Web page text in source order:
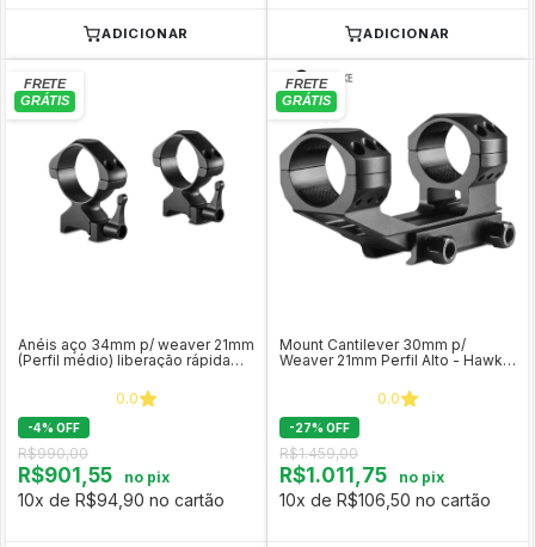
ADICIONAR ADICIONAR
Anéis aço 34mm p/ weaver 21mm
(Perfil médio) liberação rápida
0.0
-4% OFF
R$990,00
R$901,55 no pix
10x de R$94,90 no cartão
Mount Cantilever 30mm p/
Weaver 21mm Perfil Alto - Hawke
0.0
-27% OFF
R$1.459,00
R$1.011,75 no pix
10x de R$106,50 no cartão